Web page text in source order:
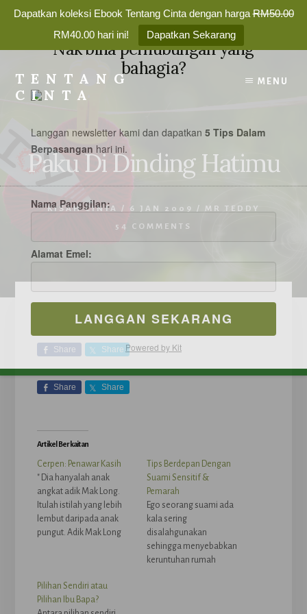
Dapatkan koleksi Ebook Tentang Cinta dengan hargaRM50.00
RM40.00 hari ini!
Dapatkan Sekarang
content
TENTANG
CINTA
Percintaan
yang
Bahagia
MENU
Paku Di Dinding Hatimu
KISAH CINTA / 6 JAN 2009 /
MR TEDDY
54 COMMENTS
Share Share
Share Share
Artikel Berkaitan
Cerpen: Penawar Kasih
" Dia hanyalah anak
angkat adik Mak Long.
Itulah istilah yang lebih
lembut daripada anak
pungut. Adik Mak Long
mahukan dia. Cuma
emak kandungnya tak
Tips Berdepan Dengan
Suami Sensitif &
Pemarah
Ego seorang suami ada
kala sering
disalahgunakan
sehingga menyebabkan
keruntuhan rumah
Pilihan Sendiri atau
Pilihan Ibu Bapa?
Nak bina perhubungan yang
bahagia?
Langgan newsletter kami dan dapatkan 5 Tips Dalam
Berpasangan hariini.
Nama Panggilan:
Alamat Emel:
LANGGAN SEKARANG
Powered by Kit